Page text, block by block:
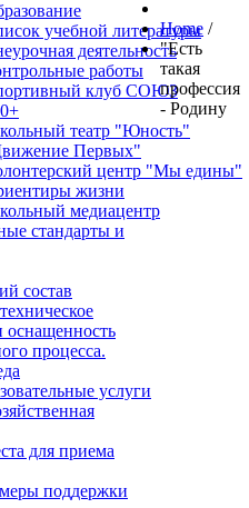
учебной литературы
деятельность
работы
клуб СОЮЗ
театр "Юность"
Первых"
центр "Мы едины"
жизни
медиацентр
стандарты и
состав
оснащенность
процесса.
услуги
для приема
поддержки
Home /
"Есть
такая
профессия
- Родину